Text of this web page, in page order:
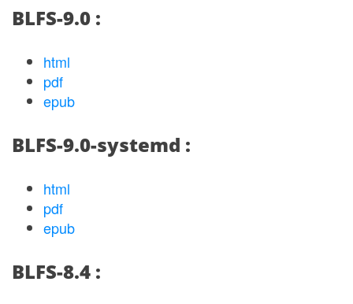
BLFS-9.0 :
html
pdf
epub
BLFS-9.0-systemd :
html
pdf
epub
BLFS-8.4 :